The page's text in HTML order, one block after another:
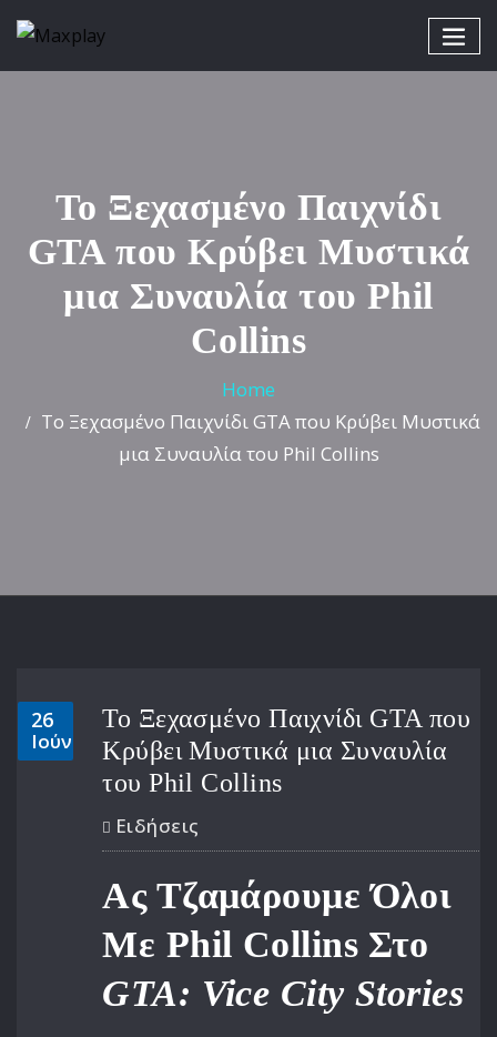
Το Ξεχασμένο Παιχνίδι
GTA που Κρύβει Μυστικά
μια Συναυλία του Phil
Collins
Home
Το Ξεχασμένο Παιχνίδι GTA που Κρύβει Μυστικά
μια Συναυλία του Phil Collins
26
Ιούν
Το Ξεχασμένο Παιχνίδι GTA που
Κρύβει Μυστικά μια Συναυλία
του Phil Collins
Ειδήσεις
Ας Τζαμάρουμε Όλοι
Με Phil Collins Στο
GTA: Vice City Stories